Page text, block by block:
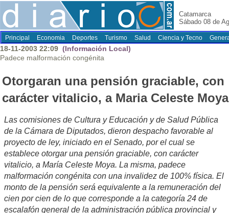
Catamarca
Sábado 08 de
Principal Economia Deportes Turismo Salud Ciencia y Tecno
18-11-2003 22:09 (Información Local)
Padece malformación congénita
Otorgaran una pensión graciable, con
carácter vitalicio, a Maria Celeste Moya
Las comisiones de Cultura y Educación y de Salud Pública
de la Cámara de Diputados, dieron despacho favorable al
proyecto de ley, iniciado en el Senado, por el cual se
establece otorgar una pensión graciable, con carácter
vitalicio, a María Celeste Moya. La misma, padece
malformación congénita con una invalidez de 100% física. El
monto de la pensión será equivalente a la remuneración del
cien por cien de lo que corresponde a la categoría 24 de
escalafón general de la administración pública provincial y